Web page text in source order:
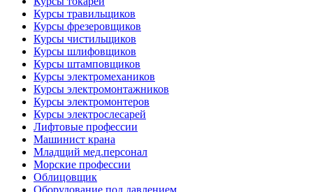
Курсы травильщиков
Курсы фрезеровщиков
Курсы чистильщиков
Курсы шлифовщиков
Курсы штамповщиков
Курсы электромехаников
Курсы электромонтажников
Курсы электромонтеров
Курсы электрослесарей
Лифтовые профессии
Машинист крана
Младщий мед.персонал
Морские профессии
Облицовщик
Оборудование под давлением